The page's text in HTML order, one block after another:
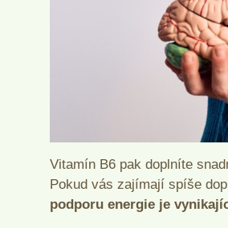
Vitamín B6 pak doplníte
Pokud vás zajímají spíše
podporu energie je